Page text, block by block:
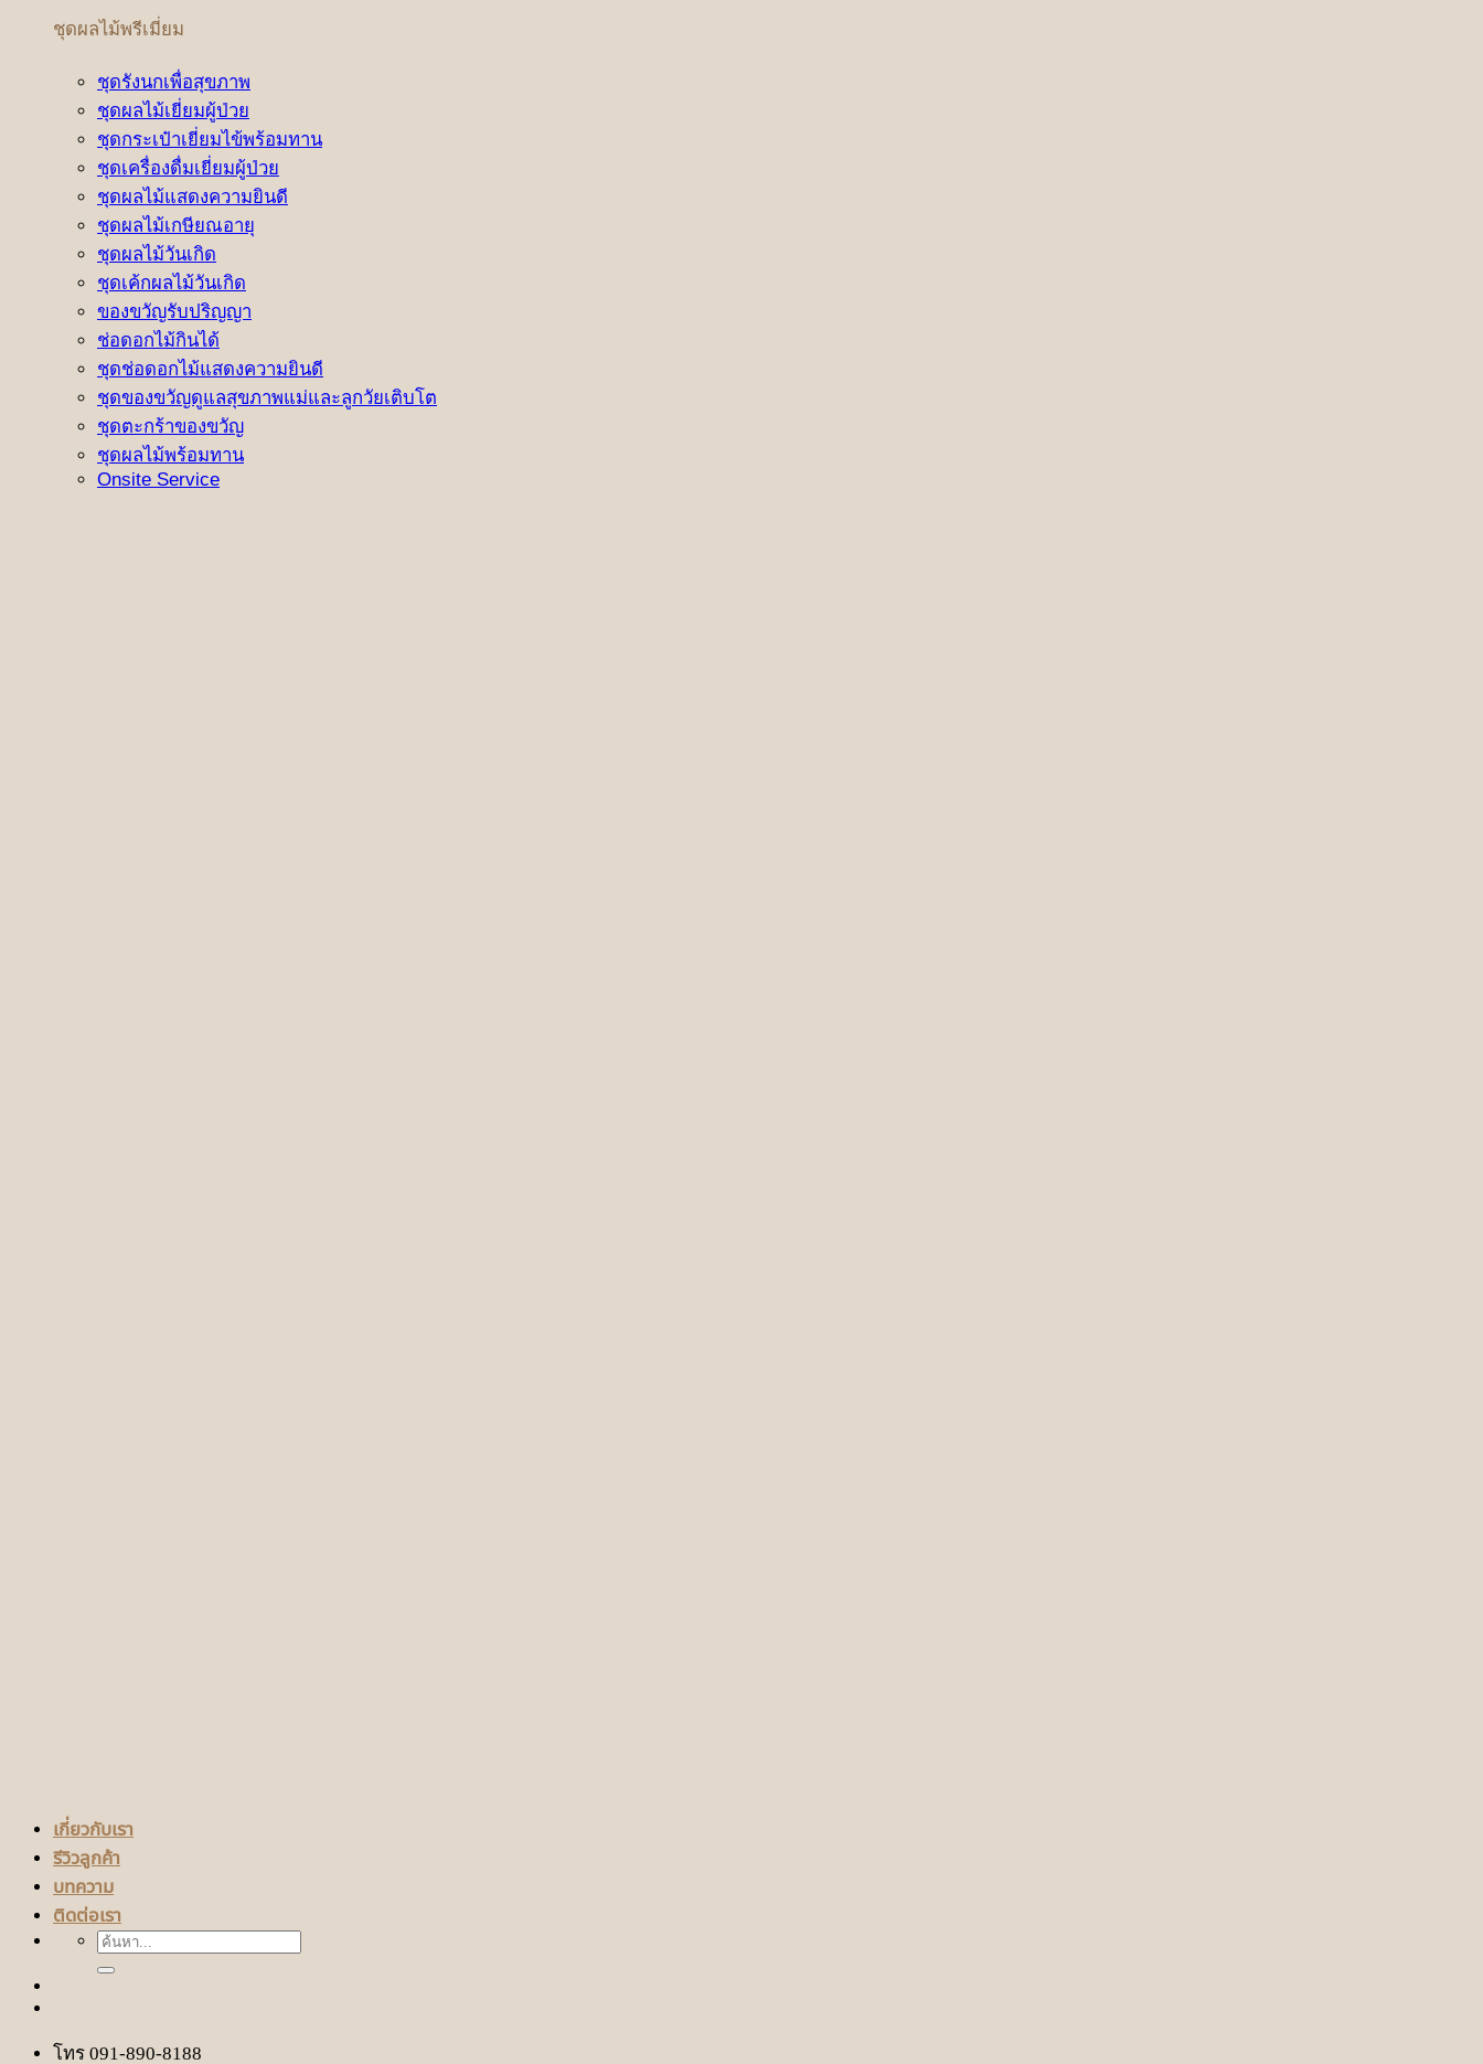
ชุดผลไม้พรีเมี่ยม
ชุดรังนกเพื่อสุขภาพ
ชุดผลไม้เยี่ยมผู้ป่วย
ชุดกระเป๋าเยี่ยมไข้พร้อมทาน
ชุดเครื่องดื่มเยี่ยมผู้ป่วย
ชุดผลไม้แสดงความยินดี
ชุดผลไม้เกษียณอายุ
ชุดผลไม้วันเกิด
ชุดเค้กผลไม้วันเกิด
ของขวัญรับปริญญา
ช่อดอกไม้กินได้
ชุดช่อดอกไม้แสดงความยินดี
ชุดของขวัญดูแลสุขภาพแม่และลูกวัยเติบโต
ชุดตะกร้าของขวัญ
ชุดผลไม้พร้อมทาน
Onsite Service
เกี่ยวกับเรา
รีวิวลูกค้า
บทความ
ติดต่อเรา
ค้นหา:
โทร 091-890-8188